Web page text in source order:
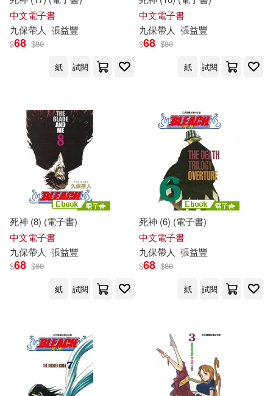
中文電子書
九保帶人 張益豐
$68 $80
紙
試閱
中文電子書
九保帶人 張益豐
$68 $80
紙
試閱
死神 (8) (電子書)
中文電子書
九保帶人 張益豐
$68 $80
紙
試閱
死神 (6) (電子書)
中文電子書
九保帶人 張益豐
$68 $80
紙
試閱